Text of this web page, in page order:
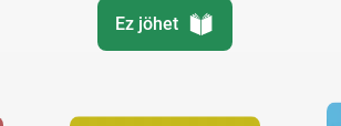
Ez jöhet